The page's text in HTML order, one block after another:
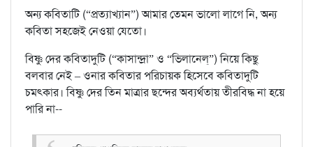
অন্য কবিতাটি (“প্রত্যাখ্যান”) আমার তেমন ভালো লাগে নি, অন্য
কবিতা সহজেই নেওয়া যেতো।
বিষ্ণু দের কবিতাদুটি (“কাসান্দ্রা” ও “ভিলানেল্‌”) নিয়ে কিছু
বলবার নেই – ওনার কবিতার পরিচায়ক হিসেবে কবিতাদুটি
চমৎকার। বিষ্ণু দের তিন মাত্রার ছন্দের অব্যর্থতায় তীরবিদ্ধ না হয়ে
পারি না--